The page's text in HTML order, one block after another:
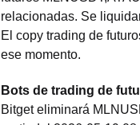
relacionadas. Se
El copy trading de
ese momento.
Bots de trading de
Bitget eliminará